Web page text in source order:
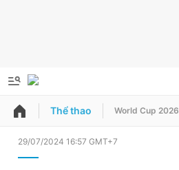
QUẢNG CÁO ĐẶT BÁO
Thể thao World Cup 2026
29/07/2024 16:57 GMT+7